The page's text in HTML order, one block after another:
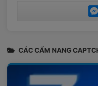
CÁC CẨM NANG